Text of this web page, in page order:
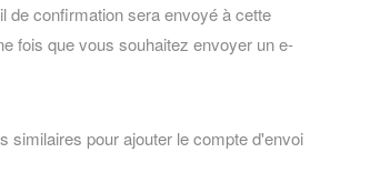
de confirmation sera envoyé à cette
fois que vous souhaitez envoyer un e-
similaires pour ajouter le compte d'envoi